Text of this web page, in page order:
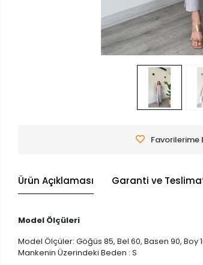
Favorilerime
Ürün Açıklaması Garanti ve
Model Ölçüleri
Model Ölçüler: Göğüs 85, Bel 60, Basen 90, Boy
Mankenin Üzerindeki Beden : S